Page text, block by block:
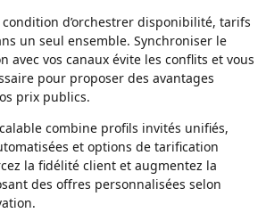
d’orchestrer disponibilité, tarifs
un seul ensemble. Synchroniser le
avec vos canaux évite les conflits et vous
pour proposer des avantages
prix publics.
combine profils invités unifiés,
et options de tarification
la fidélité client et augmentez la
des offres personnalisées selon